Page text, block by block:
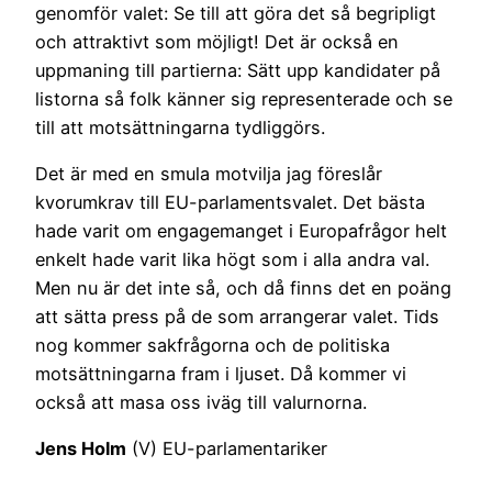
genomför valet: Se till att göra det så begripligt
och attraktivt som möjligt! Det är också en
uppmaning till partierna: Sätt upp kandidater på
listorna så folk känner sig representerade och se
till att motsättningarna tydliggörs.
Det är med en smula motvilja jag föreslår
kvorumkrav till EU-parlamentsvalet. Det bästa
hade varit om engagemanget i Europafrågor helt
enkelt hade varit lika högt som i alla andra val.
Men nu är det inte så, och då finns det en poäng
att sätta press på de som arrangerar valet. Tids
nog kommer sakfrågorna och de politiska
motsättningarna fram i ljuset. Då kommer vi
också att masa oss iväg till valurnorna.
Jens Holm (V) EU-parlamentariker